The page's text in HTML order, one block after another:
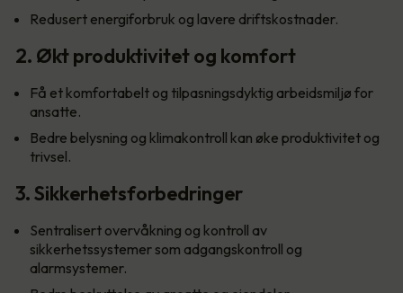
Redusert energiforbruk og lavere driftskostnader.
2. Økt produktivitet og komfort
Få et komfortabelt og tilpasningsdyktig arbeidsmiljø for
ansatte.
Bedre belysning og klimakontroll kan øke produktivitet og
trivsel.
3. Sikkerhetsforbedringer
Sentralisert overvåkning og kontroll av
sikkerhetssystemer som adgangskontroll og
alarmsystemer.